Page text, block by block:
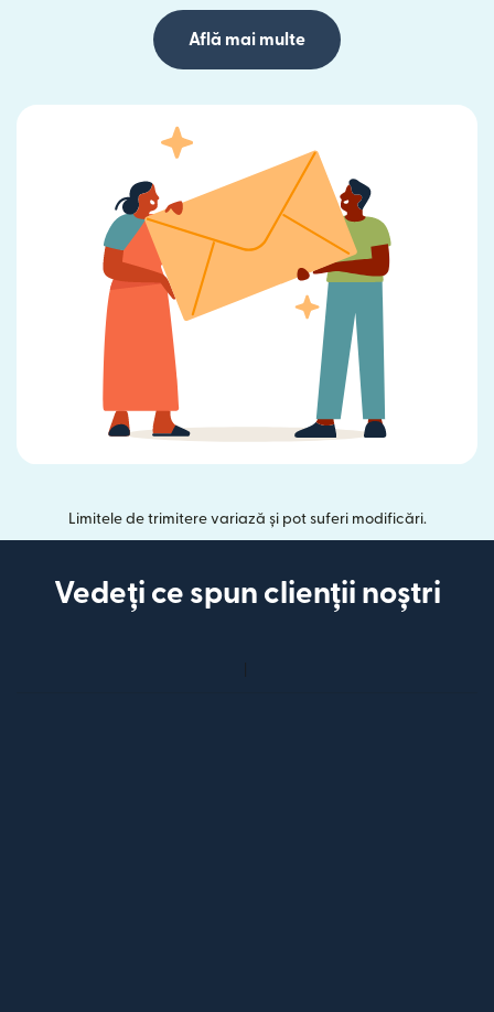
Află mai multe
Limitele de trimitere variază și pot suferi modificări.
Vedeți ce spun clienții noștri